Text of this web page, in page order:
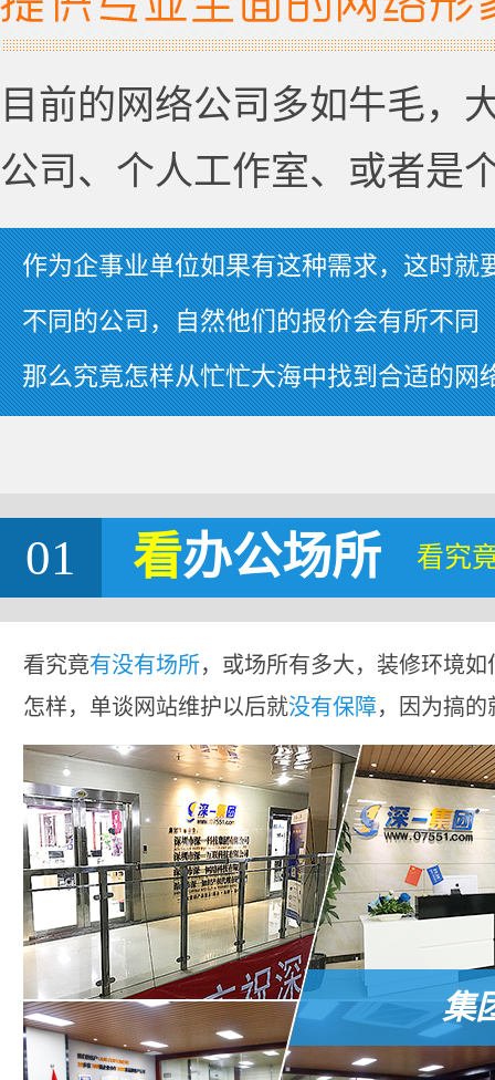
目前的网络公司多如牛毛，
公司、个人工作室、或者是
作为企事业单位如果有这种需求，这时就
不同的公司，自然他们的报价会有所不同
那么究竟怎样从忙忙大海中找到合适的网
01 看办公场所 看究
看究竟有没有场所，或场所有多大，装修环境
怎样，单谈网站维护以后就没有保障，因为搞
集